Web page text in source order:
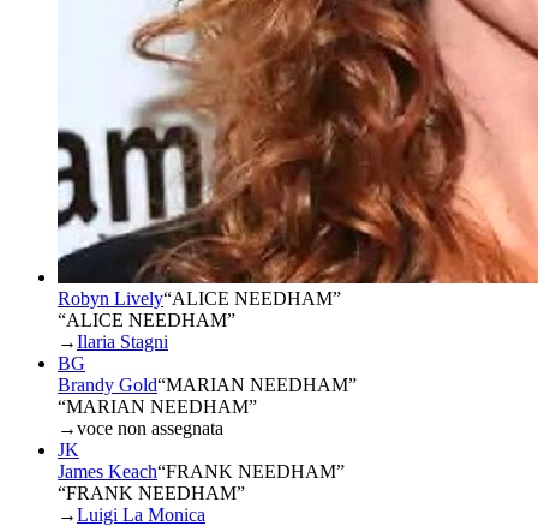
Robyn Lively“ALICE NEEDHAM”
“ALICE NEEDHAM”
→Ilaria Stagni
BG
Brandy Gold“MARIAN NEEDHAM”
“MARIAN NEEDHAM”
→voce non assegnata
JK
James Keach“FRANK NEEDHAM”
“FRANK NEEDHAM”
→Luigi La Monica